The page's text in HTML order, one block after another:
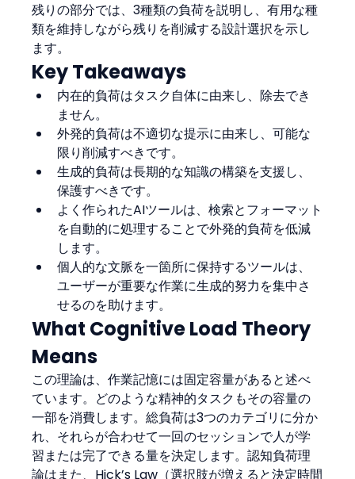
残りの部分では、3種類の負荷を説明し、有用な種
類を維持しながら残りを削減する設計選択を示し
ます。
Key Takeaways
内在的負荷はタスク自体に由来し、除去でき
ません。
外発的負荷は不適切な提示に由来し、可能な
限り削減すべきです。
生成的負荷は長期的な知識の構築を支援し、
保護すべきです。
よく作られたAIツールは、検索とフォーマット
を自動的に処理することで外発的負荷を低減
します。
個人的な文脈を一箇所に保持するツールは、
ユーザーが重要な作業に生成的努力を集中さ
せるのを助けます。
What Cognitive Load Theory
Means
この理論は、作業記憶には固定容量があると述べ
ています。どのような精神的タスクもその容量の
一部を消費します。総負荷は3つのカテゴリに分か
れ、それらが合わせて一回のセッションで人が学
習または完了できる量を決定します。認知負荷理
論はまた、Hick’s Law（選択肢が増えると決定時間